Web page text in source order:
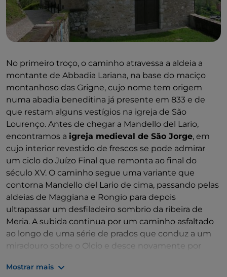
No primeiro troço, o caminho atravessa a aldeia a
montante de Abbadia Lariana, na base do maciço
montanhoso das Grigne, cujo nome tem origem
numa abadia beneditina já presente em 833 e de
que restam alguns vestígios na igreja de São
Lourenço. Antes de chegar a Mandello del Lario,
encontramos a igreja medieval de São Jorge, em
cujo interior revestido de frescos se pode admirar
um ciclo do Juízo Final que remonta ao final do
século XV. O caminho segue uma variante que
contorna Mandello del Lario de cima, passando pelas
aldeias de Maggiana e Rongio para depois
ultrapassar um desfiladeiro sombrio da ribeira de
Meria. A subida continua por um caminho asfaltado
ao longo de uma série de prados que conduz a um
miradouro sobre o Olcio e desce novamente por
Galdano, quando se voltam a encontrar os prados.
Mostrar mais